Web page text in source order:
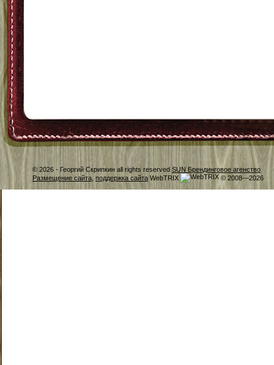
© 2026 - Георгий Скрипкин all rights reserved SUN Брендинговое агенство
Размещение сайта, поддержка сайта WebTRIX © 2008—2026